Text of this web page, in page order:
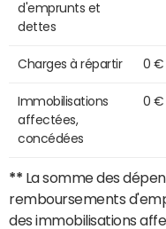
d'emprunts et
dettes
Charges à répartir 0 €
Immobilisations
affectées,
concédées
0 €
** La somme des
remboursements
des immobilisations